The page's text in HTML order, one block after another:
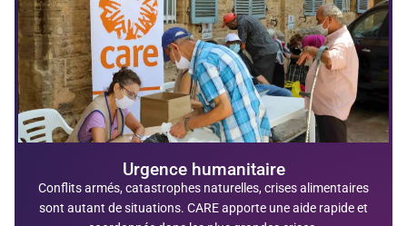
Urgence humanitaire
Conflits armés, catastrophes naturelles, crises alimentaires
sont autant de situations. CARE apporte une aide rapide et